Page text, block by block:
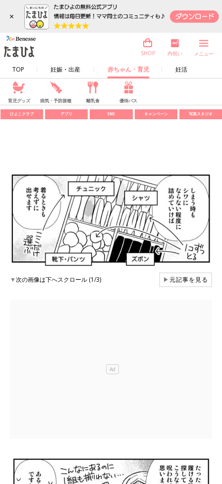
×
TOP 妊娠・出産 赤ちゃん・育児 妊活
SHOP 内祝い メニュー
育児グッズ 病気・予防接種 離乳食 優待パス
ひよこクラブ アプリ SNS キャンペーン 写真スタジオ
▼次の画像は下へスクロール (1/3) ▶元記事を見る